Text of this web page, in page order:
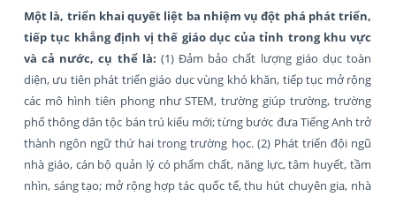
Một là, triển khai quyết liệt ba nhiệm vụ đột phá phát triển,
tiếp tục khẳng định vị thế giáo dục của tỉnh trong khu vực
và cả nước, cụ thể là: (1) Đảm bảo chất lượng giáo dục toàn
diện, ưu tiên phát triển giáo dục vùng khó khăn, tiếp tục mở rộng
các mô hình tiên phong như STEM, trường giúp trường, trường
phổ thông dân tộc bán trú kiểu mới; từng bước đưa Tiếng Anh trở
thành ngôn ngữ thứ hai trong trường học. (2) Phát triển đội ngũ
nhà giáo, cán bộ quản lý có phẩm chất, năng lực, tâm huyết, tầm
nhìn, sáng tạo; mở rộng hợp tác quốc tế, thu hút chuyên gia, nhà